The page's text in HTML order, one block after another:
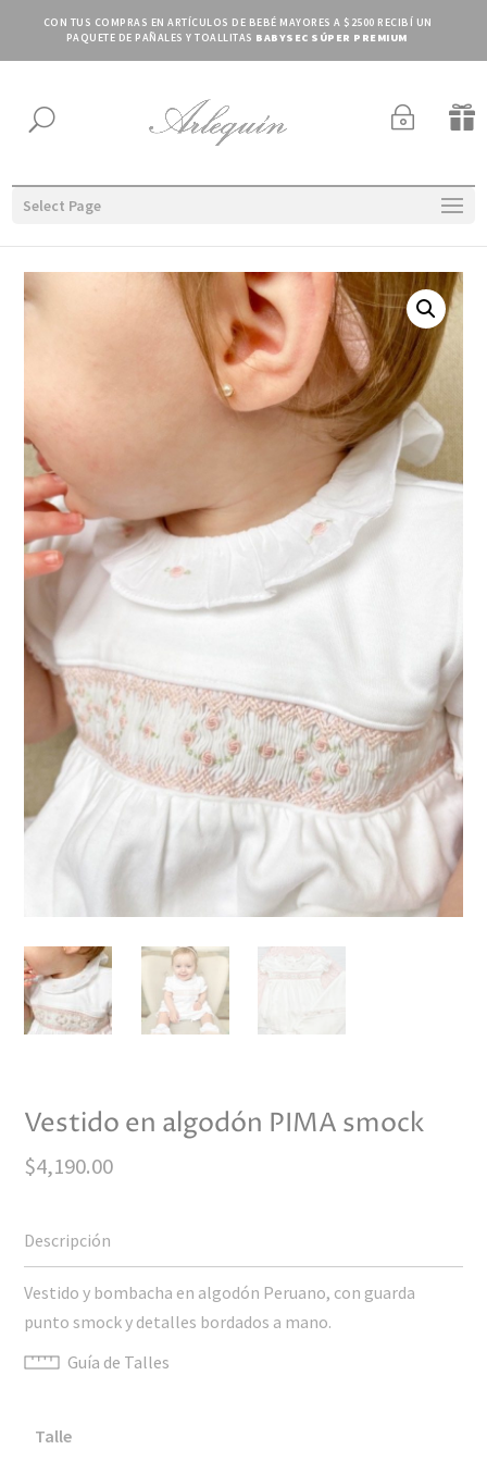
CON TUS COMPRAS EN ARTÍCULOS DE BEBÉ MAYORES A $2500 RECIBÍ UN
PAQUETE DE PAÑALES Y TOALLITAS BABYSEC SÚPER PREMIUM
U ~ 
Select Page
Vestido en algodón PIMA smock
$4,190.00
Vestido y bombacha en algodón Peruano, con guarda
punto smock y detalles bordados a mano.
Guía de Talles
Talle